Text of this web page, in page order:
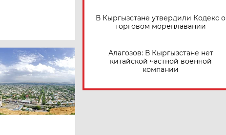
В Кыргызстане утвердили Кодекс о
торговом мореплавании
Алагозов: В Кыргызстане нет
китайской частной военной
компании